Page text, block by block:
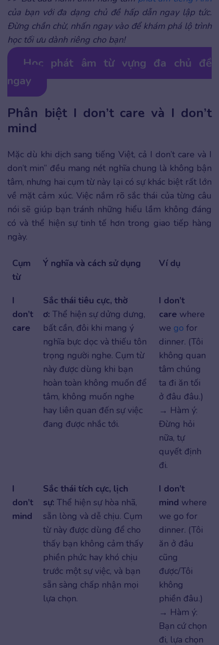
của bạn với đa dạng chủ đề hấp dẫn ngay lập tức.
Đừng chần chừ, nhấn ngay vào để khám phá lộ trình
học tối ưu dành riêng cho bạn!
Học phát âm từ vựng đa chủ đề
ngay
Phân biệt I don’t care và I don’t
mind
Mặc dù khi dịch sang tiếng Việt, cả I don’t care và I
don’t min” đều mang nét nghĩa chung là không bận
tâm, nhưng hai cụm từ này lại có sự khác biệt rất lớn
về mặt cảm xúc. Việc nắm rõ sắc thái của từng câu
nói sẽ giúp bạn tránh những hiểu lầm không đáng
có và thể hiện sự tinh tế hơn trong giao tiếp hàng
ngày.
Cụm
từ
Ý nghĩa và cách sử dụng Ví dụ
I
don’t
care
Sắc thái tiêu cực, thờ
ơ: Thể hiện sự dửng dưng,
bất cần, đôi khi mang ý
nghĩa bực dọc và thiếu tôn
trọng người nghe. Cụm từ
này được dùng khi bạn
hoàn toàn không muốn để
tâm, không muốn nghe
hay liên quan đến sự việc
đang được nhắc tới.
I don’t
care where
we go for
dinner. (Tôi
không quan
tâm chúng
ta đi ăn tối
ở đâu đâu.)
→ Hàm ý:
Đừng hỏi
nữa, tự
quyết định
đi.
I
don’t
mind
Sắc thái tích cực, lịch
sự: Thể hiện sự hòa nhã,
sẵn lòng và dễ chịu. Cụm
từ này được dùng để cho
thấy bạn không cảm thấy
phiền phức hay khó chịu
trước một sự việc, và bạn
sẵn sàng chấp nhận mọi
lựa chọn.
I don’t
mind where
we go for
dinner. (Tôi
ăn ở đâu
cũng
được/Tôi
không
phiền đâu.)
→ Hàm ý:
Bạn cứ chọn
đi, lựa chọn